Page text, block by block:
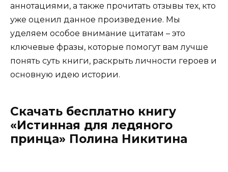
аннотациями, а также прочитать отзывы тех, кто
уже оценил данное произведение. Мы
уделяем особое внимание цитатам – это
ключевые фразы, которые помогут вам лучше
понять суть книги, раскрыть личности героев и
основную идею истории.
Скачать бесплатно книгу
«Истинная для ледяного
принца» Полина Никитина